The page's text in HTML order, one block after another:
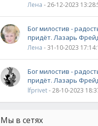
Лена - 26-12-2023
Бог милостив -
придёт. Лазарь
Лена - 31-10-2023
Бог милостив -
придёт. Лазарь
lfprivet- 28-10-2023
Мы в сетях